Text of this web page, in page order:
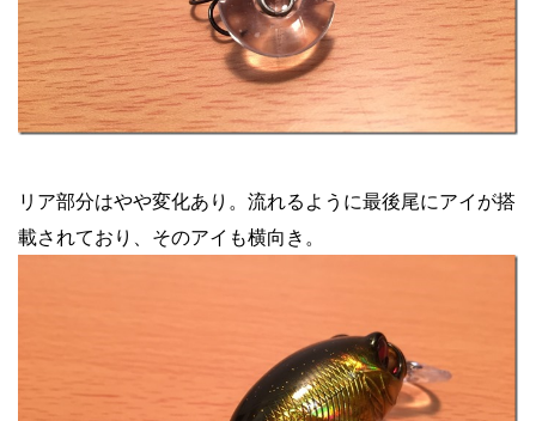
リア部分はやや変化あり。流れるように最後尾にアイが搭
載されており、そのアイも横向き。